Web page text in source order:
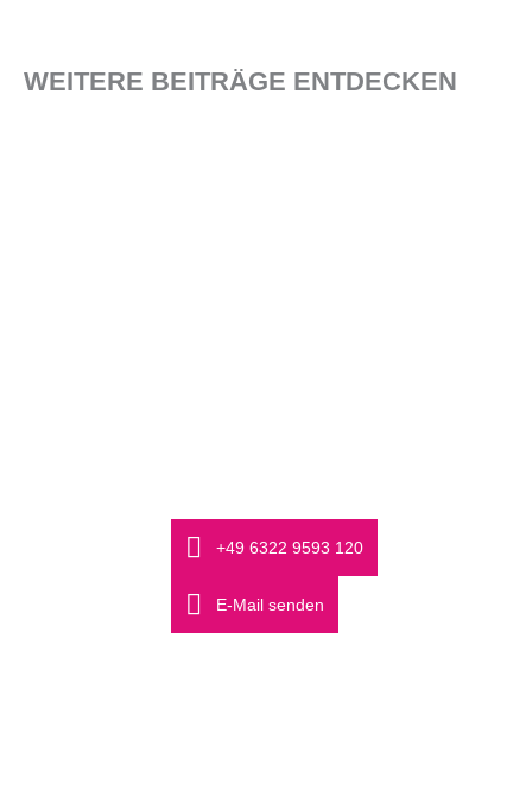
WEITERE BEITRÄGE ENTDECKEN
+49 6322 9593 120
E-Mail senden